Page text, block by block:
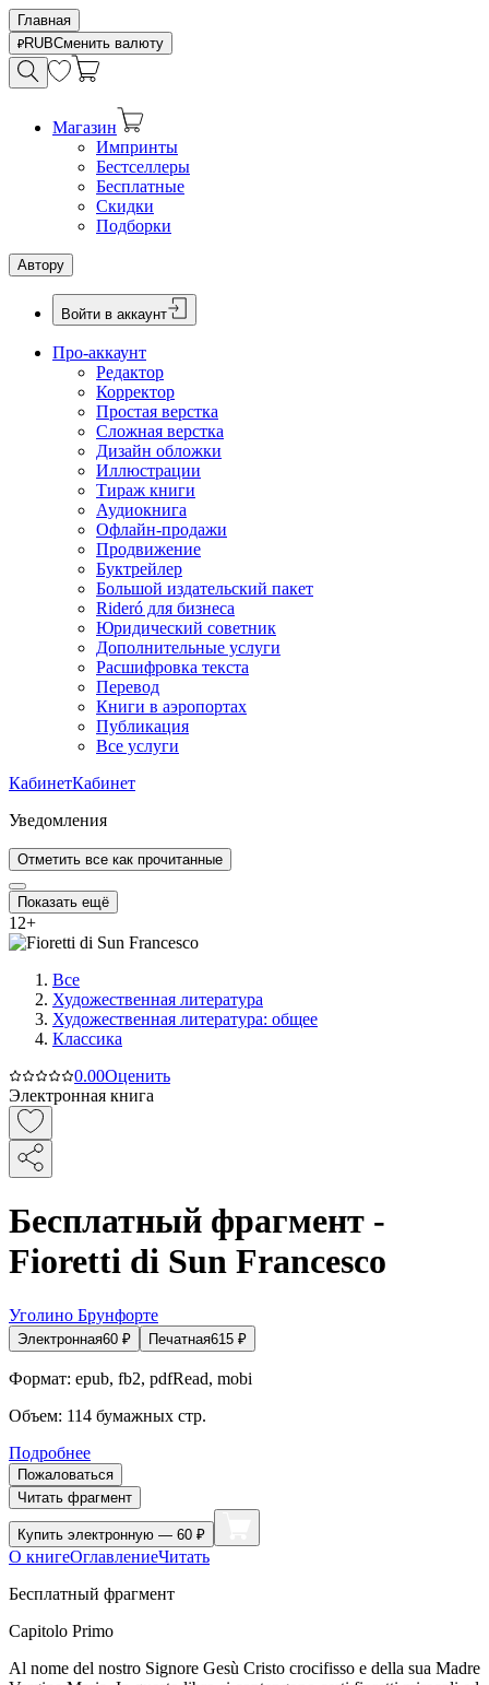
Главная
RUBСменить валюту
Магазин
Импринты
Бестселлеры
Бесплатные
Скидки
Подборки
Автору
Войти в аккаунт
Про-аккаунт
Редактор
Корректор
Простая верстка
Сложная верстка
Дизайн обложки
Иллюстрации
Тираж книги
Аудиокнига
Офлайн-продажи
Продвижение
Буктрейлер
Большой издательский пакет
Rideró для бизнеса
Юридический советник
Дополнительные услуги
Расшифровка текста
Перевод
Книги в аэропортах
Публикация
Все услуги
КабинетКабинет
Уведомления
Отметить все как прочитанные
Показать ещё
12+
Все
Художественная литература
Художественная литература: общее
Классика
0.00Оценить
Электронная книга
Бесплатный фрагмент -
Fioretti di Sun Francesco
Уголино Брунфорте
Электронная60 ₽ Печатная615 ₽
Формат: epub, fb2, pdfRead, mobi
Объем: 114 бумажных стр.
Подробнее
Пожаловаться
Читать фрагмент
Купить электронную — 60 ₽
О книгеОглавлениеЧитать
Бесплатный фрагмент
Capitolo Primo
Al nome del nostro Signore Gesù Cristo crocifisso e della sua Madre